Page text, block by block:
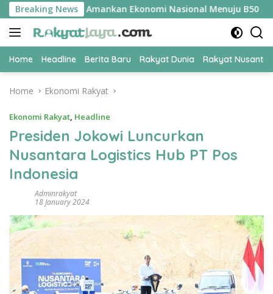
Skip
to
content
Breaking News
Jadi Kunci Amankan Ekonomi Nasional Menuju B50
Home Headline Berita Baru Rakyat Dunia Rakyat
Home Ekonomi Rakyat
Ekonomi Rakyat, Headline
Presiden Jokowi Luncurkan
Nusantara Logistics Hub PT Pos
Indonesia
Adminrakyat
18 January 2024